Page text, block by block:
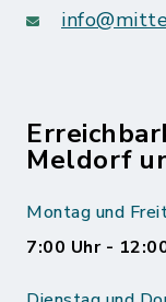
Meldorf
Montag und
7:00 Uhr -